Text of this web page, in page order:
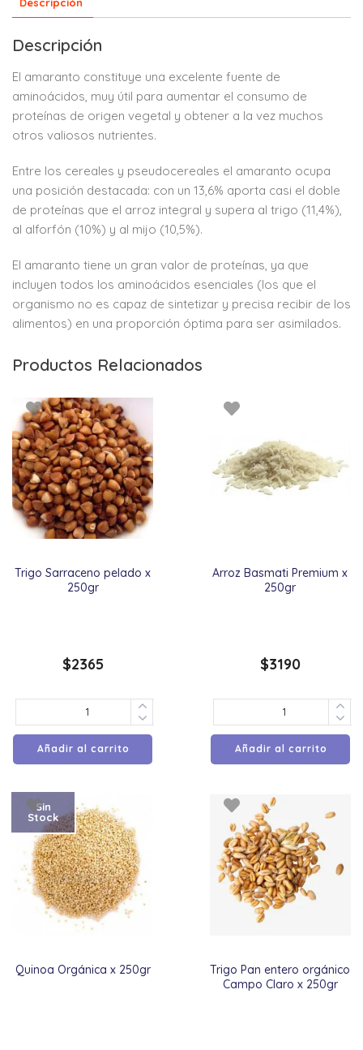
Descripción
El amaranto constituye una excelente fuente de
aminoácidos, muy útil para aumentar el consumo de
proteínas de origen vegetal y obtener a la vez muchos
otros valiosos nutrientes.
Entre los cereales y pseudocereales el amaranto ocupa
una posición destacada: con un 13,6% aporta casi el doble
de proteínas que el arroz integral y supera al trigo (11,4%),
al alforfón (10%) y al mijo (10,5%).
El amaranto tiene un gran valor de proteínas, ya que
incluyen todos los aminoácidos esenciales (los que el
organismo no es capaz de sintetizar y precisa recibir de los
alimentos) en una proporción óptima para ser asimilados.
Productos Relacionados
Trigo Sarraceno pelado x
250gr
$2365
Añadir al carrito
Arroz Basmati Premium x
250gr
$3190
Añadir al carrito
Quinoa Orgánica x 250gr
Sin
Stock
Trigo Pan entero orgánico
Campo Claro x 250gr